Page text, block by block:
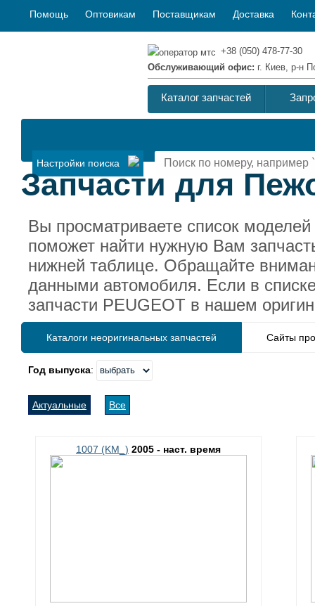
Помощь Оптовикам Поставщикам Доставка
+38 (050) 478-77-30
Обслуживающий офис: г. Киев, р-н
Каталог запчастей
Настройки поиска
Запчасти для
Вы просматриваете список
поможет найти нужную Вам
нижней таблице. Обращайте
данными автомобиля. Если в
запчасти PEUGEOT в нашем
Каталоги неоригинальных запчастей Сайты
Год выпуска:
Актуальные Все
1007 (KM_) 2005 - наст. время